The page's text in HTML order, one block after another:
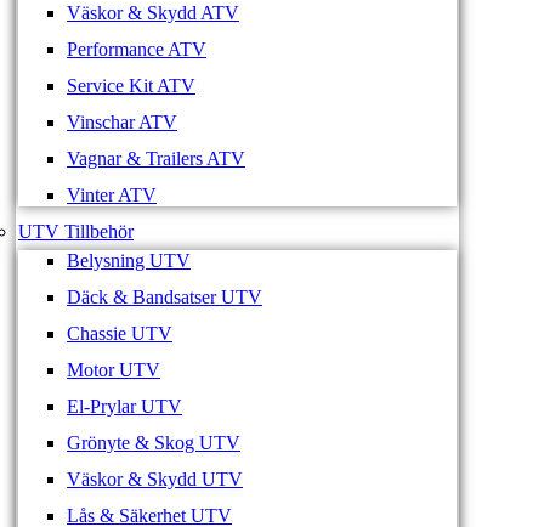
Väskor & Skydd ATV
Performance ATV
Service Kit ATV
Vinschar ATV
Vagnar & Trailers ATV
Vinter ATV
UTV Tillbehör
Belysning UTV
Däck & Bandsatser UTV
Chassie UTV
Motor UTV
El-Prylar UTV
Grönyte & Skog UTV
Väskor & Skydd UTV
Lås & Säkerhet UTV